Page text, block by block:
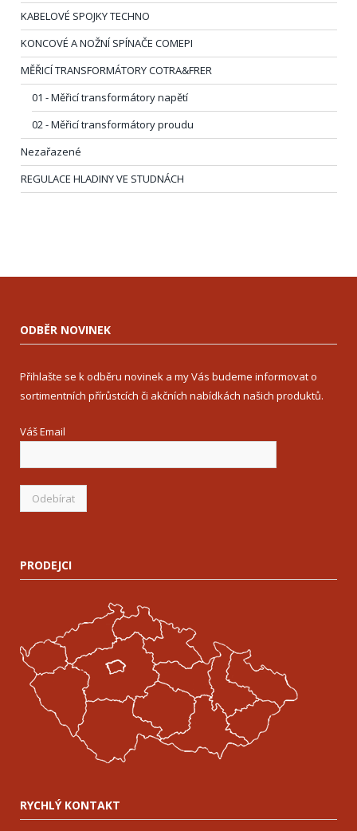
KABELOVÉ SPOJKY TECHNO
KONCOVÉ A NOŽNÍ SPÍNAČE COMEPI
MĚŘICÍ TRANSFORMÁTORY COTRA&FRER
01 - Měřicí transformátory napětí
02 - Měřicí transformátory proudu
Nezařazené
REGULACE HLADINY VE STUDNÁCH
ODBĚR NOVINEK
Přihlašte se k odběru novinek a my Vás budeme informovat o
sortimentních přírůstcích či akčních nabídkách našich produktů.
Váš Email
PRODEJCI
RYCHLÝ KONTAKT